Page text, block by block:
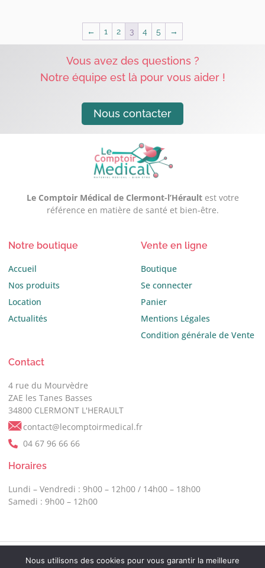
← 1 2 3 4 5 →
Vous avez des questions ?
Notre équipe est là pour vous aider !
Nous contacter
Le Comptoir Médical de Clermont-l’Héraultest votre
référence en matière de santé et bien-être.
Notre boutique
Accueil
Nos produits
Location
Actualités
Vente en ligne
Boutique
Se connecter
Panier
Mentions Légales
Condition générale de Vente
Contact
4 rue du Mourvèdre
ZAE les Tanes Basses
34800 CLERMONT L'HERAULT
contact@lecomptoirmedical.fr
04 67 96 66 66
Horaires
Lundi – Vendredi : 9h00 – 12h00 / 14h00 – 18h00
Samedi : 9h00 – 12h00
Copyright © 2025 Le Comptoir Médical,
Création Agence Ma Com 360
Nous utilisons des cookies pour vous garantir la meilleure